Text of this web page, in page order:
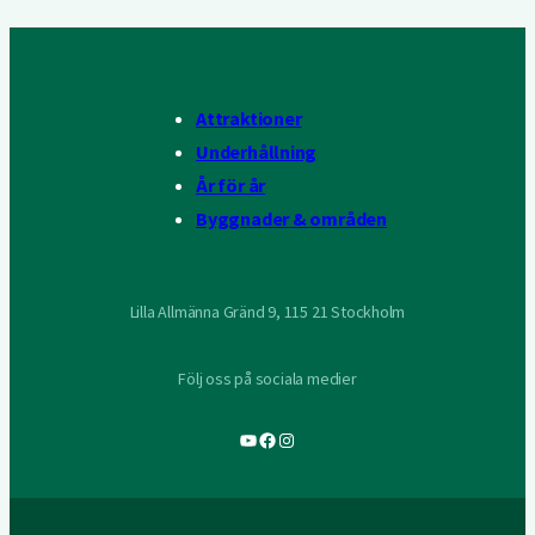
Attraktioner
Underhållning
År för år
Byggnader & områden
Lilla Allmänna Gränd 9, 115 21 Stockholm
Följ oss på sociala medier
YouTube
Facebook
Instagram